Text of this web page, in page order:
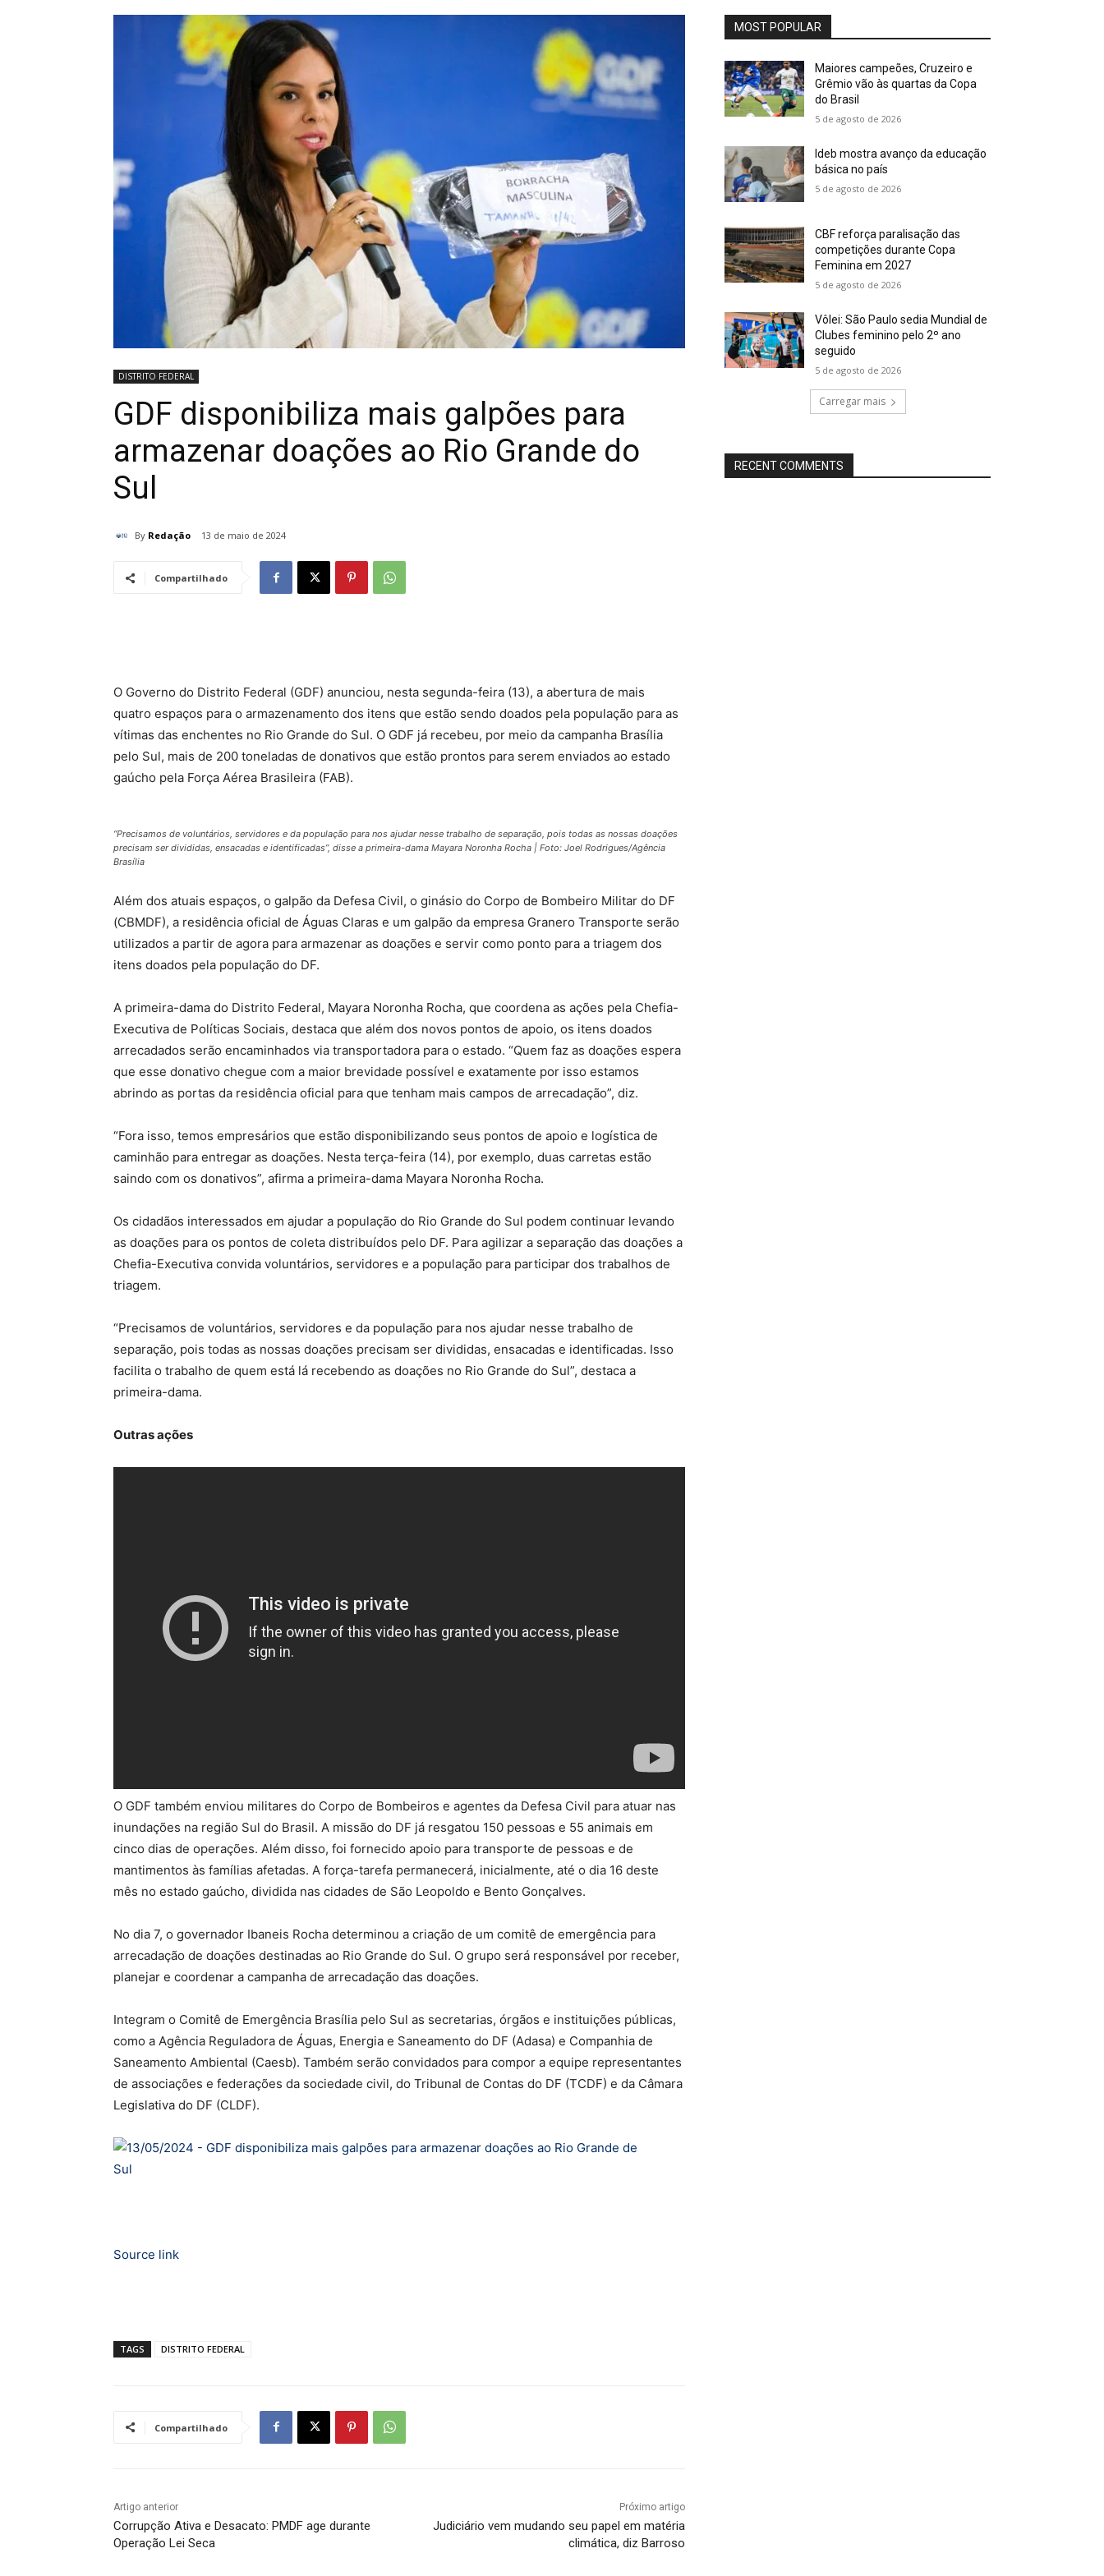
DISTRITO FEDERAL
GDF disponibiliza mais galpões para
armazenar doações ao Rio Grande do
Sul
By Redação 13 de maio de 2024
Compartilhado
O Governo do Distrito Federal (GDF) anunciou, nesta segunda-feira (13), a abertura de mais
quatro espaços para o armazenamento dos itens que estão sendo doados pela população para as
vítimas das enchentes no Rio Grande do Sul. O GDF já recebeu, por meio da campanha Brasília
pelo Sul, mais de 200 toneladas de donativos que estão prontos para serem enviados ao estado
gaúcho pela Força Aérea Brasileira (FAB).
“Precisamos de voluntários, servidores e da população para nos ajudar nesse trabalho de separação, pois todas as nossas doações
precisam ser divididas, ensacadas e identificadas”, disse a primeira-dama Mayara Noronha Rocha | Foto: Joel Rodrigues/Agência
Brasília
Além dos atuais espaços, o galpão da Defesa Civil, o ginásio do Corpo de Bombeiro Militar do DF
(CBMDF), a residência oficial de Águas Claras e um galpão da empresa Granero Transporte serão
utilizados a partir de agora para armazenar as doações e servir como ponto para a triagem dos
itens doados pela população do DF.
A primeira-dama do Distrito Federal, Mayara Noronha Rocha, que coordena as ações pela Chefia-
Executiva de Políticas Sociais, destaca que além dos novos pontos de apoio, os itens doados
arrecadados serão encaminhados via transportadora para o estado. “Quem faz as doações espera
que esse donativo chegue com a maior brevidade possível e exatamente por isso estamos
abrindo as portas da residência oficial para que tenham mais campos de arrecadação”, diz.
“Fora isso, temos empresários que estão disponibilizando seus pontos de apoio e logística de
caminhão para entregar as doações. Nesta terça-feira (14), por exemplo, duas carretas estão
saindo com os donativos”, afirma a primeira-dama Mayara Noronha Rocha.
Os cidadãos interessados em ajudar a população do Rio Grande do Sul podem continuar levando
as doações para os pontos de coleta distribuídos pelo DF. Para agilizar a separação das doações a
Chefia-Executiva convida voluntários, servidores e a população para participar dos trabalhos de
triagem.
“Precisamos de voluntários, servidores e da população para nos ajudar nesse trabalho de
separação, pois todas as nossas doações precisam ser divididas, ensacadas e identificadas. Isso
facilita o trabalho de quem está lá recebendo as doações no Rio Grande do Sul”, destaca a
primeira-dama.
Outras ações
O GDF também enviou militares do Corpo de Bombeiros e agentes da Defesa Civil para atuar nas
inundações na região Sul do Brasil. A missão do DF já resgatou 150 pessoas e 55 animais em
cinco dias de operações. Além disso, foi fornecido apoio para transporte de pessoas e de
mantimentos às famílias afetadas. A força-tarefa permanecerá, inicialmente, até o dia 16 deste
mês no estado gaúcho, dividida nas cidades de São Leopoldo e Bento Gonçalves.
No dia 7, o governador Ibaneis Rocha determinou a criação de um comitê de emergência para
arrecadação de doações destinadas ao Rio Grande do Sul. O grupo será responsável por receber,
planejar e coordenar a campanha de arrecadação das doações.
Integram o Comitê de Emergência Brasília pelo Sul as secretarias, órgãos e instituições públicas,
como a Agência Reguladora de Águas, Energia e Saneamento do DF (Adasa) e Companhia de
Saneamento Ambiental (Caesb). Também serão convidados para compor a equipe representantes
de associações e federações da sociedade civil, do Tribunal de Contas do DF (TCDF) e da Câmara
Legislativa do DF (CLDF).
Source link
TAGS DISTRITO FEDERAL
Compartilhado
Artigo anterior
Corrupção Ativa e Desacato: PMDF age durante
Operação Lei Seca
Próximo artigo
Judiciário vem mudando seu papel em matéria
climática, diz Barroso
MOST POPULAR
Maiores campeões, Cruzeiro e
Grêmio vão às quartas da Copa
do Brasil
5 de agosto de 2026
Ideb mostra avanço da educação
básica no país
5 de agosto de 2026
CBF reforça paralisação das
competições durante Copa
Feminina em 2027
5 de agosto de 2026
Vôlei: São Paulo sedia Mundial de
Clubes feminino pelo 2º ano
seguido
5 de agosto de 2026
Carregar mais
RECENT COMMENTS